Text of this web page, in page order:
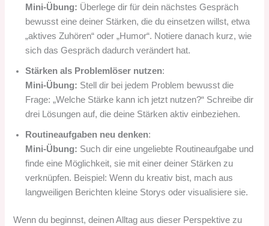
Mini-Übung: Überlege dir für dein nächstes Gespräch
bewusst eine deiner Stärken, die du einsetzen willst, etwa
„aktives Zuhören“ oder „Humor“. Notiere danach kurz, wie
sich das Gespräch dadurch verändert hat.
Stärken als Problemlöser nutzen:
Mini-Übung: Stell dir bei jedem Problem bewusst die
Frage: „Welche Stärke kann ich jetzt nutzen?“ Schreibe dir
drei Lösungen auf, die deine Stärken aktiv einbeziehen.
Routineaufgaben neu denken:
Mini-Übung: Such dir eine ungeliebte Routineaufgabe und
finde eine Möglichkeit, sie mit einer deiner Stärken zu
verknüpfen. Beispiel: Wenn du kreativ bist, mach aus
langweiligen Berichten kleine Storys oder visualisiere sie.
Wenn du beginnst, deinen Alltag aus dieser Perspektive zu